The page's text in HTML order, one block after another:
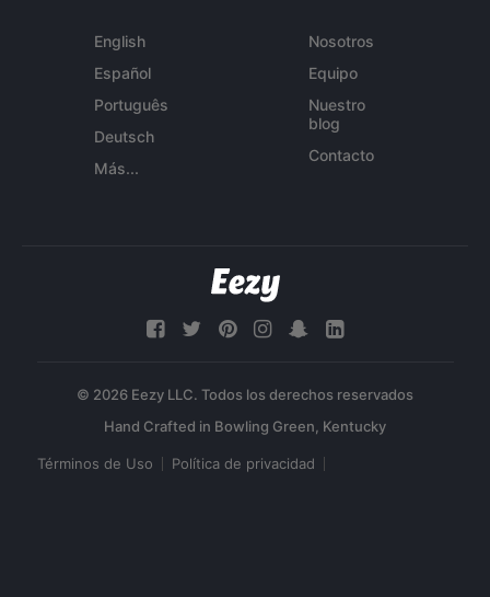
English
Español
Português
Deutsch
Más...
Nosotros
Equipo
Nuestro
blog
Contacto
© 2026 Eezy LLC. Todos los derechos reservados
Términos de Uso Política de privacidad